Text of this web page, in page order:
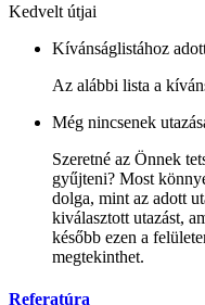
Kedvelt útjai
Kívánságlistához
Az alábbi lista a
Még nincsenek
Szeretné az Önnek
gyűjteni? Most
dolga, mint az adott
kiválasztott utazást,
később ezen a
megtekinthet.
Referatúra